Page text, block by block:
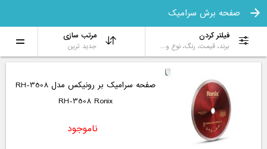
صفحه برش سرامیک
فیلتر کردن
برند، قیمت، رنگ، نوع و...
مرتب سازی
جدید ترین
صفحه سرامیک بر رونیکس مدل RH-3508
RH-3508 Ronix
ناموجود